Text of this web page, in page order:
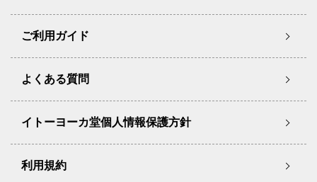
ご利用ガイド
よくある質問
イトーヨーカ堂個人情報保護方針
利用規約